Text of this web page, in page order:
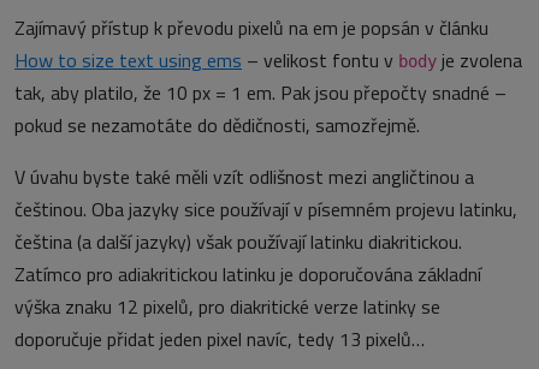
Zajímavý přístup k převodu pixelů na em je popsán v článku
How to size text using ems – velikost fontu v body je zvolena
tak, aby platilo, že 10 px = 1 em. Pak jsou přepočty snadné –
pokud se nezamotáte do dědičnosti, samozřejmě.
V úvahu byste také měli vzít odlišnost mezi angličtinou a
češtinou. Oba jazyky sice používají v písemném projevu latinku,
čeština (a další jazyky) však používají latinku diakritickou.
Zatímco pro adiakritickou latinku je doporučována základní
výška znaku 12 pixelů, pro diakritické verze latinky se
doporučuje přidat jeden pixel navíc, tedy 13 pixelů…